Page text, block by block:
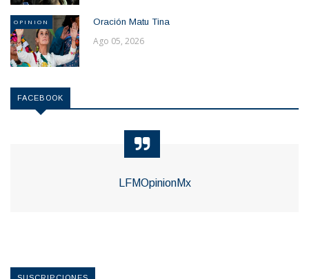
OPINION Oración Matu Tina
Ago 05, 2026
FACEBOOK
LFMOpinionMx